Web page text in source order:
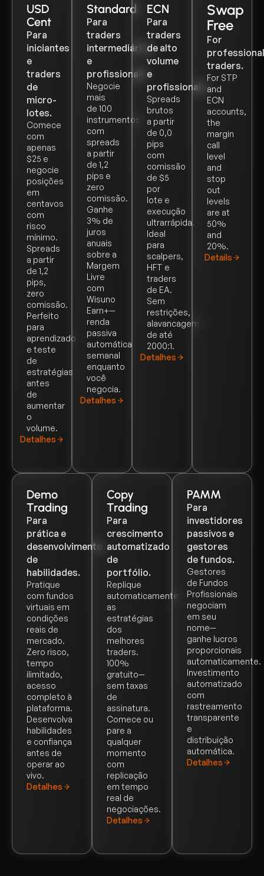
USD
Cent
Para
iniciantes
e
traders
de
micro-
lotes.
Comece
com
apenas
$25 e
negocie
posições
em
centavos
com
risco
mínimo.
Spreads
a partir
de 1,2
pips,
zero
comissão.
Perfeito
para
aprendizado
e teste
de
estratégias
antes
de
aumentar
o
volume.
Detalhes
Standard
Para
traders
intermediários
e
profissionais.
Negocie
mais
de 100
instrumentos
com
spreads
a partir
de 1,2
pips e
zero
comissão.
Ganhe
3% de
juros
anuais
sobre a
Margem
Livre
com
Wisuno
Earn+—
renda
passiva
automática
semanal
enquanto
você
negocia.
Detalhes
ECN
Para
traders
de alto
volume
e
profissionais.
Spreads
brutos
a partir
de 0,0
pips
com
comissão
de $5
por
lote e
execução
ultrarrápida.
Ideal
para
scalpers,
HFT e
traders
de EA.
Sem
restrições,
alavancagem
de até
2000:1.
Detalhes
Swap
Free
For
professional
traders.
For STP
and
ECN
accounts,
the
margin
call
level
and
stop
out
levels
are at
50%
and
20%.
Details
Demo
Trading
Para
prática e
desenvolvimento
de
habilidades.
Pratique
com fundos
virtuais em
condições
reais de
mercado.
Zero risco,
tempo
ilimitado,
acesso
completo à
plataforma.
Desenvolva
habilidades
e confiança
antes de
operar ao
vivo.
Detalhes
Copy
Trading
Para
crescimento
automatizado
de
portfólio.
Replique
automaticamente
as
estratégias
dos
melhores
traders.
100%
gratuito—
sem taxas
de
assinatura.
Comece ou
pare a
qualquer
momento
com
replicação
em tempo
real de
negociações.
Detalhes
PAMM
Para
investidores
passivos e
gestores
de fundos.
Gestores
de Fundos
Profissionais
negociam
em seu
nome—
ganhe lucros
proporcionais
automaticamente.
Investimento
automatizado
com
rastreamento
transparente
e
distribuição
automática.
Detalhes